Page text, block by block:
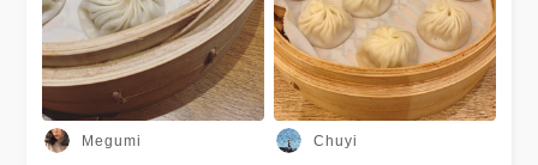
Megumi Chuyi